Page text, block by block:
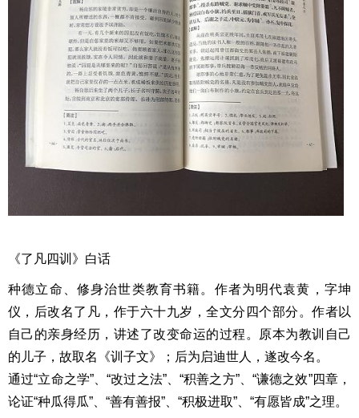
《了凡四训》白话
种德立命、修身治世类教育书籍。作者为明代袁黄，字坤
仪，后改名了凡，作于六十九岁，全文分四个部分。作者以
自己的亲身经历，讲述了改变命运的过程。原本为教训自己
的儿子，故取名《训子文》；后为启迪世人，遂改今名。
通过“立命之学”、“改过之法”、“积善之方”、“谦德之效”四章，
论证“种瓜得瓜”、“善有善报”、“积极进取”、“有愿皆成”之理。